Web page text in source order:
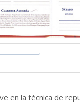
en la técnica de